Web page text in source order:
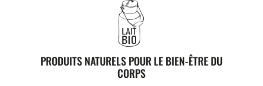
PRODUITS NATURELS POUR LE BIEN-ÊTRE DU
CORPS